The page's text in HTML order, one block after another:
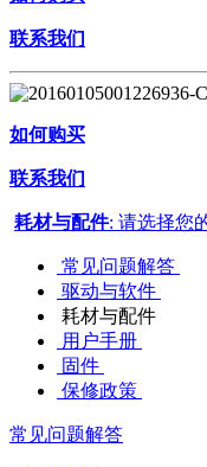
联系我们
如何购买
联系我们
耗材与配件: 请选择您
常见问题解答
驱动与软件
耗材与配件
用户手册
固件
保修政策
常见问题解答